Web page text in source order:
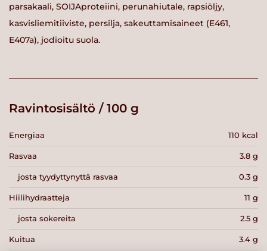
parsakaali, SOIJAproteiini, perunahiutale, rapsiöljy,
kasvisliemitiiviste, persilja, sakeuttamisaineet (E461,
E407a), jodioitu suola.
Ravintosisältö / 100 g
Energiaa 110 kcal
Rasvaa 3.8 g
josta tyydyttynyttä rasvaa 0.3 g
Hiilihydraatteja 11 g
josta sokereita 2.5 g
Kuitua 3.4 g